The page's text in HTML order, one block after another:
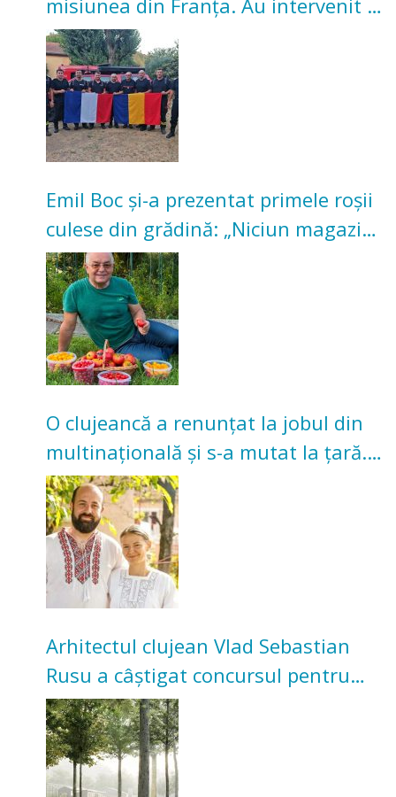
incendii de vegetație și pădure
Emil Boc și-a prezentat primele roșii
culese din grădină: „Niciun magazin
nu poate oferi această satisfacție”
O clujeancă a renunțat la jobul din
multinațională și s-a mutat la țară.
Acum cultivă legume în grădina
bunicilor
Arhitectul clujean Vlad Sebastian
Rusu a câștigat concursul pentru
transformarea Grădinii Casei
Universitarilor